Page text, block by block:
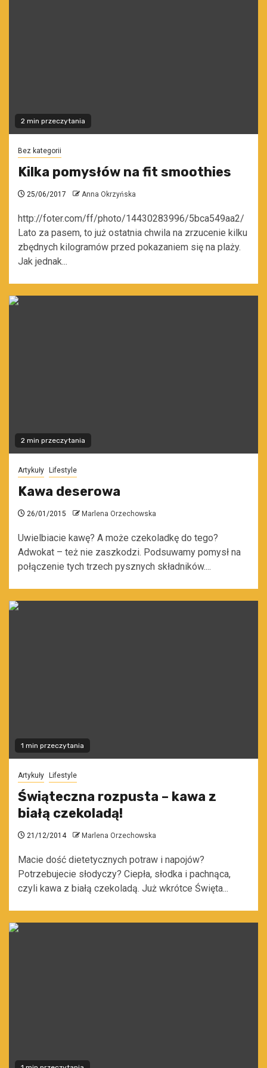
2 min przeczytania
Bez kategorii
Kilka pomysłów na fit smoothies
25/06/2017 Anna Okrzyńska
http://foter.com/ff/photo/14430283996/5bca549aa2/
Lato za pasem, to już ostatnia chwila na zrzucenie kilku
zbędnych kilogramów przed pokazaniem się na plaży.
Jak jednak...
2 min przeczytania
Artykuły Lifestyle
Kawa deserowa
26/01/2015 Marlena Orzechowska
Uwielbiacie kawę? A może czekoladkę do tego?
Adwokat – też nie zaszkodzi. Podsuwamy pomysł na
połączenie tych trzech pysznych składników....
1 min przeczytania
Artykuły Lifestyle
Świąteczna rozpusta – kawa z
białą czekoladą!
21/12/2014 Marlena Orzechowska
Macie dość dietetycznych potraw i napojów?
Potrzebujecie słodyczy? Ciepła, słodka i pachnąca,
czyli kawa z białą czekoladą. Już wkrótce Święta...